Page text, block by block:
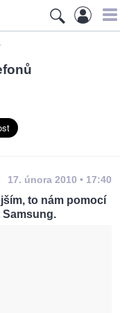
17. února 2010 • 17:40
to nám pomocí